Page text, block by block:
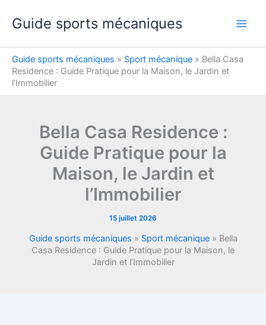
Guide sports mécaniques
Guide sports mécaniques » Sport mécanique » Bella Casa
Residence : Guide Pratique pour la Maison, le Jardin et
l’Immobilier
Bella Casa Residence :
Guide Pratique pour la
Maison, le Jardin et
l’Immobilier
15 juillet 2026
Guide sports mécaniques » Sport mécanique» Bella
Casa Residence : Guide Pratique pour la Maison, le
Jardin et l’Immobilier